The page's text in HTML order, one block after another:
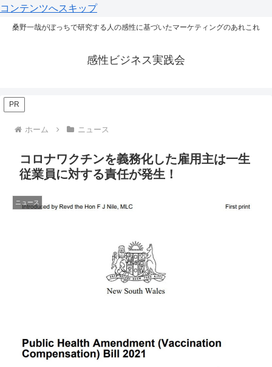
コンテンツへスキップ
桑野一哉がぼっちで研究する人の感性に基づいたマーケティングのあれこれ
感性ビジネス実践会
PR
ホーム ニュース
コロナワクチンを義務化した雇用主は一生
従業員に対する責任が発生！
ニュース